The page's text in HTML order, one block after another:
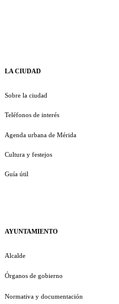
LA CIUDAD
Sobre la ciudad
Teléfonos de interés
Agenda urbana de Mérida
Cultura y festejos
Guía útil
AYUNTAMIENTO
Alcalde
Órganos de gobierno
Normativa y documentación